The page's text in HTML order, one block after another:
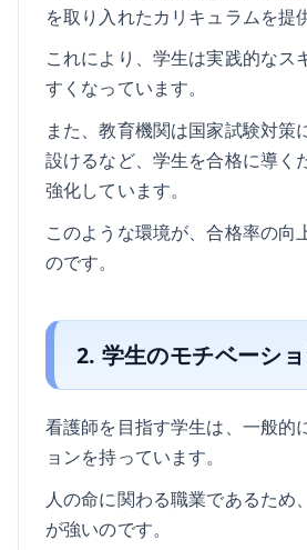
を取り入れたカリキュラムを提
これにより、学生は実践的なス
すくなっています。
また、教育機関は国家試験対策
設けるなど、学生を合格に導く
強化しています。
このような環境が、合格率の向
のです。
2. 学生のモチベーシ
看護師を目指す学生は、一般的
ョンを持っています。
人の命に関わる職業であるため
が強いのです。